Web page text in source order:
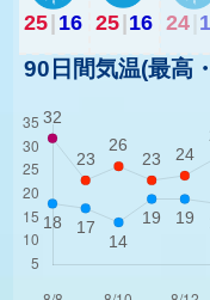
25| 16 25|16 24
90日間気温(最高